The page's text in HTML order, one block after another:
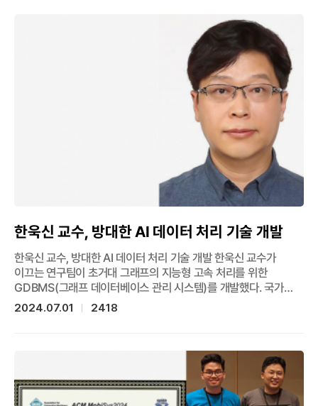
한욱신 교수, 방대한 AI 데이터 처리 기술 개발
한욱신 교수, 방대한 AI 데이터 처리 기술 개발 한욱신 교수가
이끄는 연구팀이 초거대 그래프의 지능형 고속 처리를 위한
GDBMS(그래프 데이터베이스 관리 시스템)를 개발했다. 국가
R&D 과제로 선정된 이 연구 프로젝트는 2021년에 시작돼 다수의
“이번 프로젝트는 국내 AI 산업 발전에 크게 기여하고, 미래 사회에
필수적인 데이터 처리 기술의 진화를 견인하는 것을 목표로 하고
있다”며 “개발된 GDBMS는 오픈소스 소프트웨어인 만큼
포스텍은 한국공개SW협회와 적극 협력해 국내외 기업의 도입을
2024.07.01 2418